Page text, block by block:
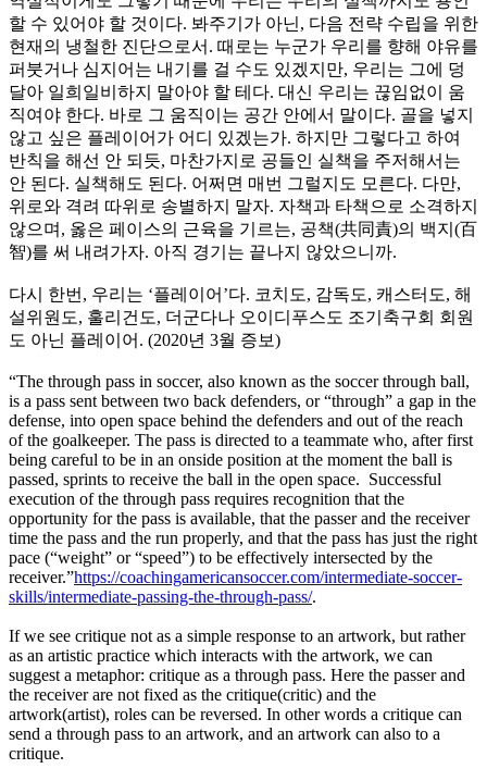
할 수 있어야 할 것이다. 봐주기가 아닌, 다음 전략 수립을 위한
현재의 냉철한 진단으로서. 때로는 누군가 우리를 향해 야유를
퍼붓거나 심지어는 내기를 걸 수도 있겠지만, 우리는 그에 덩
달아 일희일비하지 말아야 할 테다. 대신 우리는 끊임없이 움
직여야 한다. 바로 그 움직이는 공간 안에서 말이다. 골을 넣지
않고 싶은 플레이어가 어디 있겠는가. 하지만 그렇다고 하여
반칙을 해선 안 되듯, 마찬가지로 공들인 실책을 주저해서는
안 된다. 실책해도 된다. 어쩌면 매번 그럴지도 모른다. 다만,
위로와 격려 따위로 송별하지 말자. 자책과 타책으로 소격하지
않으며, 옳은 페이스의 근육을 기르는, 공책(共同責)의 백지(百
智)를 써 내려가자. 아직 경기는 끝나지 않았으니까.
다시 한번, 우리는 ‘플레이어’다. 코치도, 감독도, 캐스터도, 해
설위원도, 훌리건도, 더군다나 오이디푸스도 조기축구회 회원
도 아닌 플레이어. (2020년 3월 증보)
“The through pass in soccer, also known as the soccer through ball,
is a pass sent between two back defenders, or “through” a gap in the
defense, into open space behind the defenders and out of the reach
of the goalkeeper. The pass is directed to a teammate who, after first
being careful to be in an onside position at the moment the ball is
passed, sprints to receive the ball in the open space. Successful
execution of the through pass requires recognition that the
opportunity for the pass is available, that the passer and the receiver
time the pass and the run properly, and that the pass has just the right
pace (“weight” or “speed”) to be effectively intersected by the
receiver.”https://coachingamericansoccer.com/intermediate-soccer-
skills/intermediate-passing-the-through-pass/.
If we see critique not as a simple response to an artwork, but rather
as an artistic practice which interacts with the artwork, we can
suggest a metaphor: critique as a through pass. Here the passer and
the receiver are not fixed as the critique(critic) and the
artwork(artist), roles can be reversed. In other words a critique can
send a through pass to an artwork, and an artwork can also to a
critique.